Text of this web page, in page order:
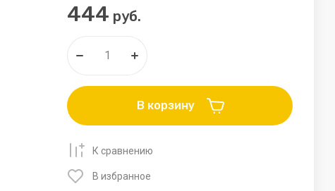
Раскопки
Наборы для творчества. Вышивка.
Спорт товары
MOBYJUMPER. Тренажер для
прыжков
Мяч-прыгун
Мячи
444 руб.
В корзину
К сравнению
В избранное